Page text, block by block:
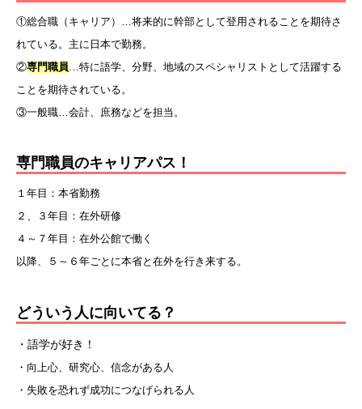
①総合職（キャリア）…将来的に幹部として登用されることを期待さ
れている。主に日本で勤務。
②専門職員 …特に語学、分野、地域のスペシャリストとして活躍する
ことを期待されている。
③一般職…会計、庶務などを担当。
専門職員のキャリアパス！
１年目：本省勤務
２、３年目：在外研修
４～７年目：在外公館で働く
以降、５～６年ごとに本省と在外を行き来する。
どういう人に向いてる？
・語学が好き！
・向上心、研究心、信念がある人
・失敗を恐れず成功につなげられる人